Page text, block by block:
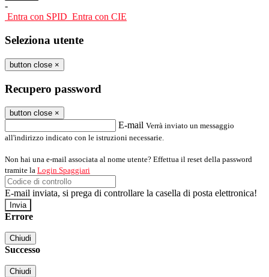
-
Entra con SPID Entra con CIE
Seleziona utente
button close ×
Recupero password
button close ×
E-mail Verrà inviato un messaggio
all'indirizzo indicato con le istruzioni necessarie.
Non hai una e-mail associata al nome utente? Effettua il reset della password
tramite la Login Spaggiari
E-mail inviata, si prega di controllare la casella di posta elettronica!
Errore
Chiudi
Successo
Chiudi